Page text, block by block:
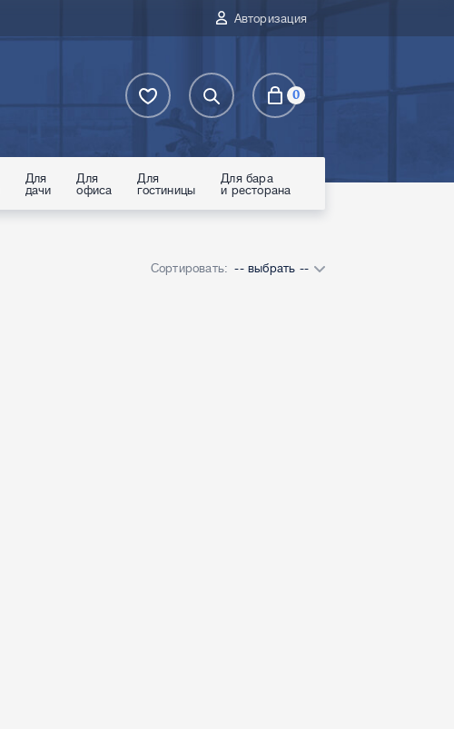
Авторизация
0
Для
дачи
Для
офиса
Для
гостиницы
Для бара
и ресторана
Сортировать: -- выбрать --